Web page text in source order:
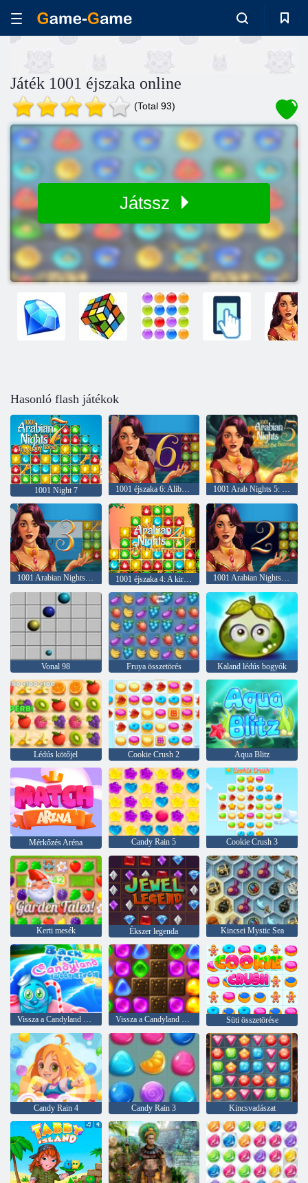
Játék 1001 éjszaka online
(Total 93)
Játssz
Hasonló flash játékok
1001 Night 7 1001 éjszaka 6: Alibaba és a 40 tolvajok 1001 Arab Nights 5: Sinbad a tengerész
1001 Arabian Nights 2: A halász a Jinni 1001 éjszaka 4: A király és a Falcon 1001 Arabian Nights 2: Aladdin és a bűvös lámpa
Vonal 98 Fruya összetörés Kaland lédús bogyók
Lédús kötőjel Cookie Crush 2 Aqua Blitz
Mérkőzés Aréna Candy Rain 5 Cookie Crush 3
Kerti mesék Ékszer legenda Kincsei Mystic Sea
Süti összetörése
Candy Rain 4 Candy Rain 3 Kincsvadászat